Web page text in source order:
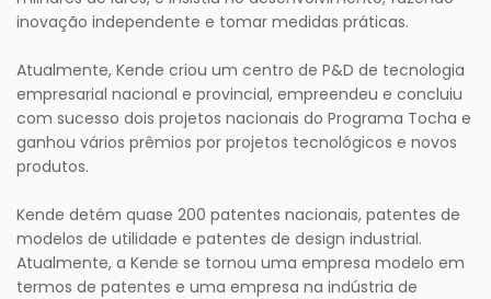
inovação independente e tomar medidas práticas.
Atualmente, Kende criou um centro de P&D de tecnologia
empresarial nacional e provincial, empreendeu e concluiu
com sucesso dois projetos nacionais do Programa Tocha e
ganhou vários prêmios por projetos tecnológicos e novos
produtos.
Kende detém quase 200 patentes nacionais, patentes de
modelos de utilidade e patentes de design industrial.
Atualmente, a Kende se tornou uma empresa modelo em
termos de patentes e uma empresa na indústria de